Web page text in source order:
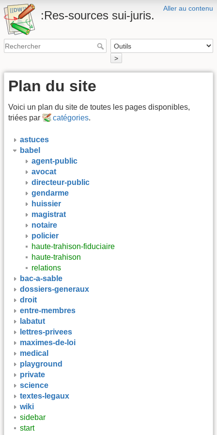
Aller au contenu
:Res-sources sui-juris.
>
Plan du site
Voici un plan du site de toutes les pages disponibles,
triées par
catégories.
astuces
babel
agent-public
avocat
directeur-public
gendarme
huissier
magistrat
notaire
policier
haute-trahison-fiduciaire
haute-trahison
relations
bac-a-sable
dossiers-generaux
droit
entre-membres
labatut
lettres-privees
maximes-de-loi
medical
playground
private
science
textes-legaux
wiki
sidebar
start